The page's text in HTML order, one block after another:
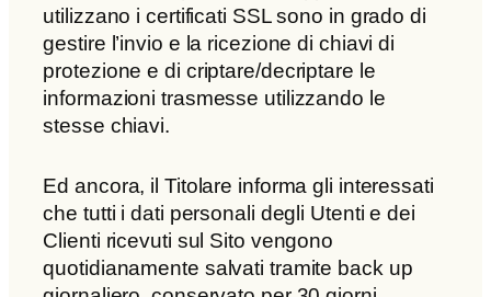
utilizzano i certificati SSL sono in grado di
gestire l’invio e la ricezione di chiavi di
protezione e di criptare/decriptare le
informazioni trasmesse utilizzando le
stesse chiavi.
Ed ancora, il Titolare informa gli interessati
che tutti i dati personali degli Utenti e dei
Clienti ricevuti sul Sito vengono
quotidianamente salvati tramite back up